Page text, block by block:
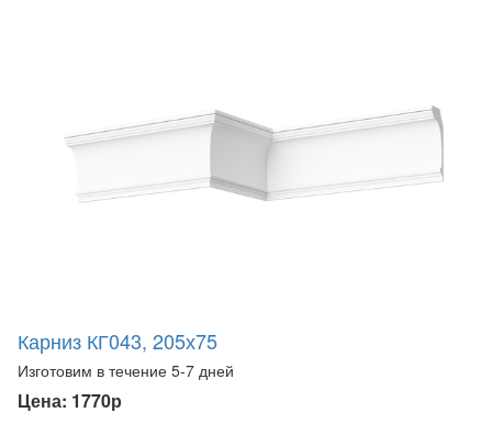
Карниз КГ043, 205х75
Изготовим в течение 5-7 дней
Цена: 1770р